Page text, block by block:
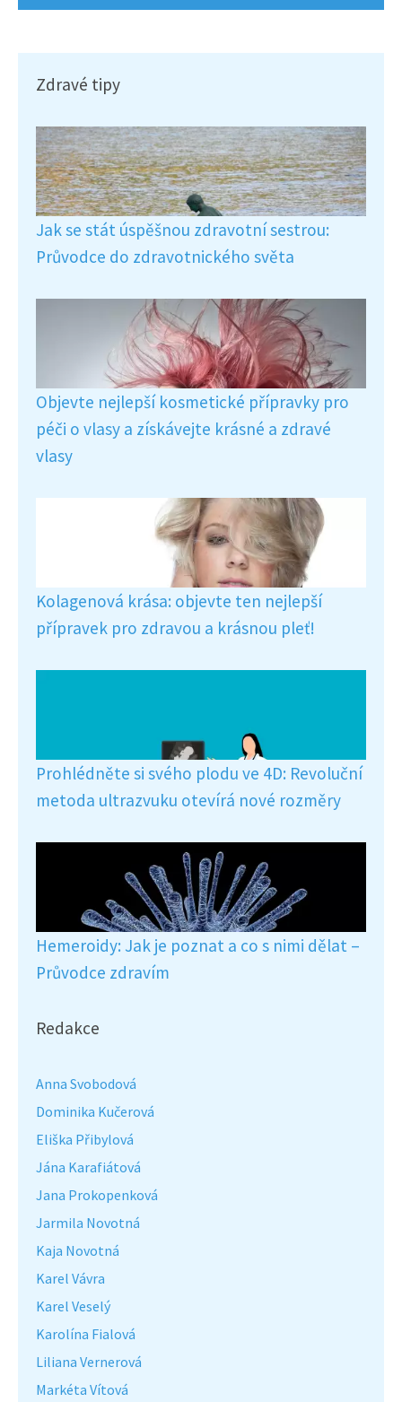
Zdravé tipy
Jak se stát úspěšnou zdravotní sestrou:
Průvodce do zdravotnického světa
Objevte nejlepší kosmetické přípravky pro
péči o vlasy a získávejte krásné a zdravé
vlasy
Kolagenová krása: objevte ten nejlepší
přípravek pro zdravou a krásnou pleť!
Prohlédněte si svého plodu ve 4D: Revoluční
metoda ultrazvuku otevírá nové rozměry
Hemeroidy: Jak je poznat a co s nimi dělat –
Průvodce zdravím
Redakce
Anna Svobodová
Dominika Kučerová
Eliška Přibylová
Jána Karafiátová
Jana Prokopenková
Jarmila Novotná
Kaja Novotná
Karel Vávra
Karel Veselý
Karolína Fialová
Liliana Vernerová
Markéta Vítová